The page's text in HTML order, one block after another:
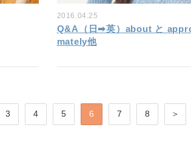
2016.04.25
Q&A（日➡英）about と
mately他
3 4 5 6 7 8 ＞